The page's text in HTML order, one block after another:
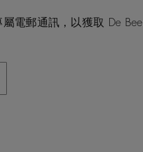
電郵通訊，以獲取 De
寶領域獨樹一幟，因為我
物或造訪實體精品店，
上進行鑑賞，透過私人諮
敦，靈感來自非洲的自然
和標誌性的設計。